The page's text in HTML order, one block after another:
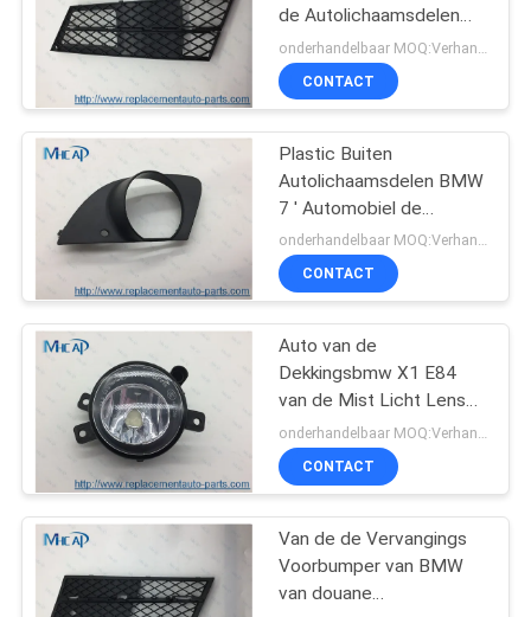
VERZOEK
EEN
CITAAT
SITEMAP
PRIVACY
POLICY
De
automobielkloklente
Autobobine
117
Autodelen Honda
269
de Autolichaamsdelen
Voorvervanging BMW 5 '
E60LCI E61LCI
CONTACT
Plastic Buiten
Autolichaamsdelen BMW
7 ' Automobiel de
Mistlampdekking van E65
E66 E67
onderhandelbaar MOQ:Verhandelbaar
CONTACT
Auto van de
Dekkingsbmw X1 E84
van de Mist Licht Lens
Landgoed 63172993525
L. 63172993526 R.
onderhandelbaar MOQ:Verhandelbaar
CONTACT
Van de de Vervangings
Voorbumper van BMW
van douane